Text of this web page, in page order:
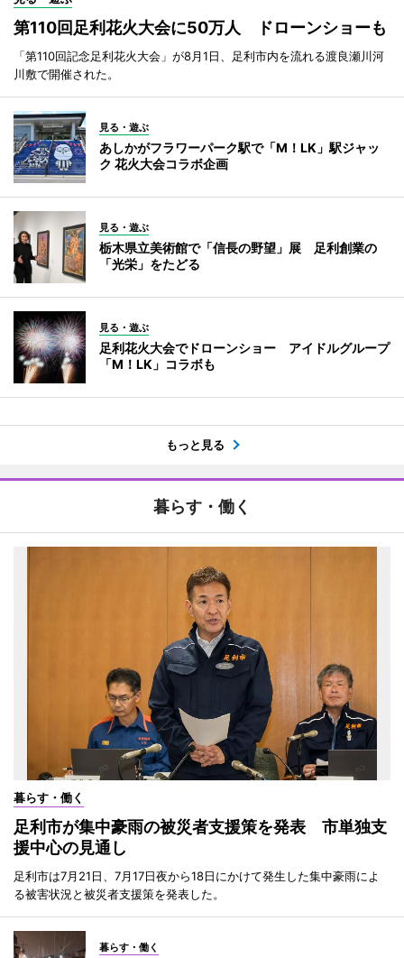
第110回足利花火大会に50万人 ドローンショーも
「第110回記念足利花火大会」が8月1日、足利市内を流れる渡良瀬川河
川敷で開催された。
見る・遊ぶ
あしかがフラワーパーク駅で「M！LK」駅ジャッ
ク 花火大会コラボ企画
見る・遊ぶ
栃木県立美術館で「信長の野望」展 足利創業の
「光栄」をたどる
見る・遊ぶ
足利花火大会でドローンショー アイドルグループ
「M！LK」コラボも
もっと見る
暮らす・働く
暮らす・働く
足利市が集中豪雨の被災者支援策を発表 市単独支
援中心の見通し
足利市は7月21日、7月17日夜から18日にかけて発生した集中豪雨によ
る被害状況と被災者支援策を発表した。
暮らす・働く